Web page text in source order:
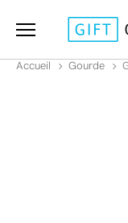
Accueil Gourde